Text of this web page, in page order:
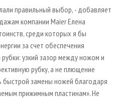
правильный выбор, - добавляет
компании Maier Елена
среди которых я бы
за счет обеспечения
узкий зазор между ножом и
рубку, а не плющение
быстрой замены ножей благодаря
прижимным пластинам». Не